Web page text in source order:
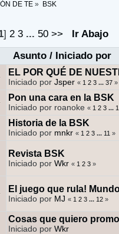
DE TE » BSK
] 2 3 ... 50 >>
Ir Abajo
Asunto/ Iniciado por
EL POR QUÉ DE
Iniciado porJsper « 1 2 3 ...37 »
Pon una cara en la BSK
Iniciado por roanoke« 1 2 3 ...
Historia de la BSK
Iniciado por mnkr « 1 2 3 ... 11 »
Revista BSK
Iniciado porWkr « 1 2 3 »
El juego que rula!
Iniciado por MJ « 1 2 3 ... 12 »
Cosas que quiero
Iniciado porWkr